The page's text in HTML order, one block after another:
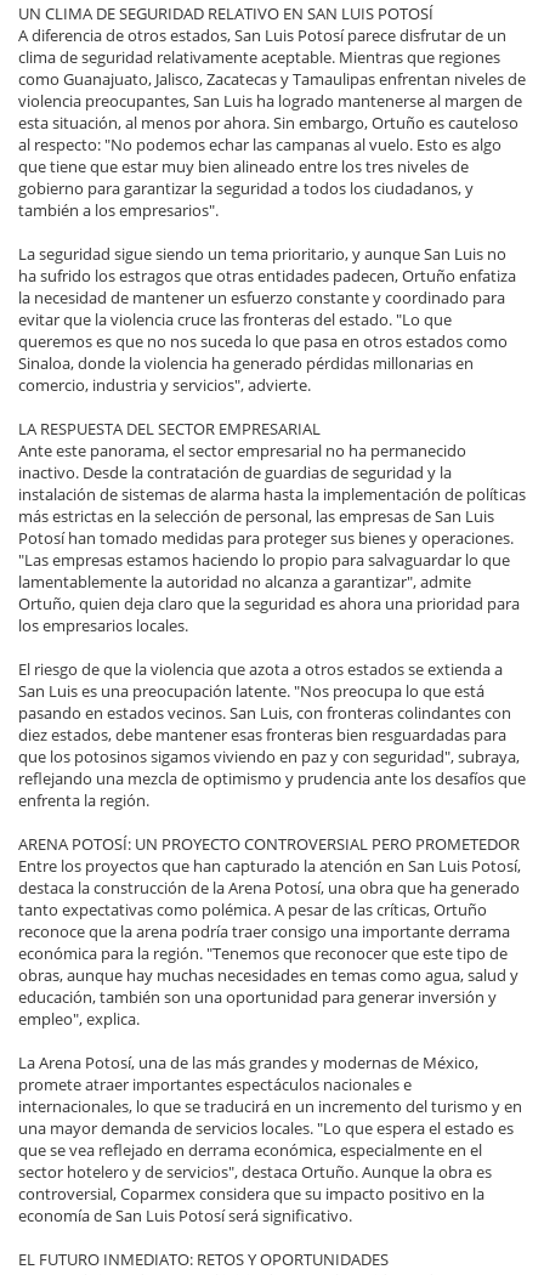
UN CLIMA DE SEGURIDAD RELATIVO EN SAN LUIS POTOSÍ
A diferencia de otros estados, San Luis Potosí parece disfrutar de un
clima de seguridad relativamente aceptable. Mientras que regiones
como Guanajuato, Jalisco, Zacatecas y Tamaulipas enfrentan niveles de
violencia preocupantes, San Luis ha logrado mantenerse al margen de
esta situación, al menos por ahora. Sin embargo, Ortuño es cauteloso
al respecto: "No podemos echar las campanas al vuelo. Esto es algo
que tiene que estar muy bien alineado entre los tres niveles de
gobierno para garantizar la seguridad a todos los ciudadanos, y
también a los empresarios".
La seguridad sigue siendo un tema prioritario, y aunque San Luis no
ha sufrido los estragos que otras entidades padecen, Ortuño enfatiza
la necesidad de mantener un esfuerzo constante y coordinado para
evitar que la violencia cruce las fronteras del estado. "Lo que
queremos es que no nos suceda lo que pasa en otros estados como
Sinaloa, donde la violencia ha generado pérdidas millonarias en
comercio, industria y servicios", advierte.
LA RESPUESTA DEL SECTOR EMPRESARIAL
Ante este panorama, el sector empresarial no ha permanecido
inactivo. Desde la contratación de guardias de seguridad y la
instalación de sistemas de alarma hasta la implementación de políticas
más estrictas en la selección de personal, las empresas de San Luis
Potosí han tomado medidas para proteger sus bienes y operaciones.
"Las empresas estamos haciendo lo propio para salvaguardar lo que
lamentablemente la autoridad no alcanza a garantizar", admite
Ortuño, quien deja claro que la seguridad es ahora una prioridad para
los empresarios locales.
El riesgo de que la violencia que azota a otros estados se extienda a
San Luis es una preocupación latente. "Nos preocupa lo que está
pasando en estados vecinos. San Luis, con fronteras colindantes con
diez estados, debe mantener esas fronteras bien resguardadas para
que los potosinos sigamos viviendo en paz y con seguridad", subraya,
reflejando una mezcla de optimismo y prudencia ante los desafíos que
enfrenta la región.
ARENA POTOSÍ: UN PROYECTO CONTROVERSIAL PERO PROMETEDOR
Entre los proyectos que han capturado la atención en San Luis Potosí,
destaca la construcción de la Arena Potosí, una obra que ha generado
tanto expectativas como polémica. A pesar de las críticas, Ortuño
reconoce que la arena podría traer consigo una importante derrama
económica para la región. "Tenemos que reconocer que este tipo de
obras, aunque hay muchas necesidades en temas como agua, salud y
educación, también son una oportunidad para generar inversión y
empleo", explica.
La Arena Potosí, una de las más grandes y modernas de México,
promete atraer importantes espectáculos nacionales e
internacionales, lo que se traducirá en un incremento del turismo y en
una mayor demanda de servicios locales. "Lo que espera el estado es
que se vea reflejado en derrama económica, especialmente en el
sector hotelero y de servicios", destaca Ortuño. Aunque la obra es
controversial, Coparmex considera que su impacto positivo en la
economía de San Luis Potosí será significativo.
EL FUTURO INMEDIATO: RETOS Y OPORTUNIDADES